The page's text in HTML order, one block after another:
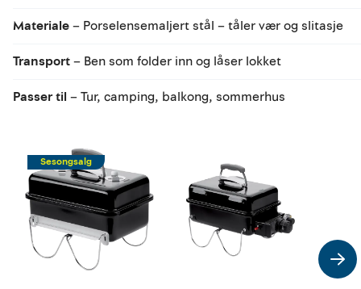
Materiale– Porselensemaljert stål – tåler vær og slitasje
Transport– Ben som folder inn og låser lokket
Passer til – Tur, camping, balkong, sommerhus
Sesongsalg